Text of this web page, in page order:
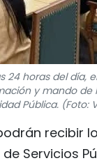
horas del día,
y mando de
Pública. (Foto:
recibir
Servicios